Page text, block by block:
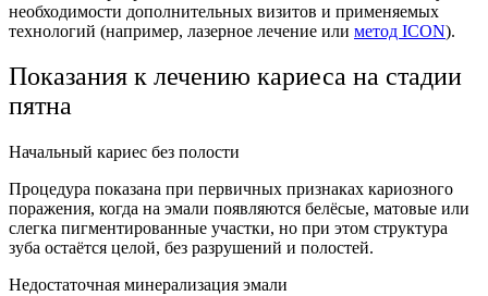
необходимости дополнительных визитов и применяемых
технологий (например, лазерное лечение или метод ICON).
Показания к лечению кариеса на стадии
пятна
Начальный кариес без полости
Процедура показана при первичных признаках кариозного
поражения, когда на эмали появляются белёсые, матовые или
слегка пигментированные участки, но при этом структура
зуба остаётся целой, без разрушений и полостей.
Недостаточная минерализация эмали